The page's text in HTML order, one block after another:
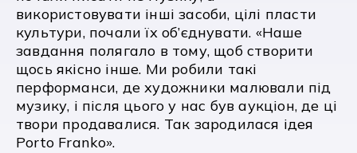
використовувати інші засоби, цілі пласти
культури, почали їх об’єднувати. «Наше
завдання полягало в тому, щоб створити
щось якісно інше. Ми робили такі
перформанси, де художники малювали під
музику, і після цього у нас був аукціон, де ці
твори продавалися. Так зародилася ідея
Porto Franko».